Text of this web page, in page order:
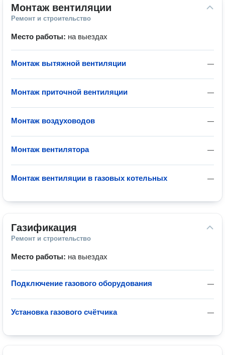
Монтаж вентиляции
Ремонт и строительство
Место работы: на выездах
—
Монтаж вытяжной вентиляции
—
Монтаж приточной вентиляции
—
Монтаж воздуховодов
—
Монтаж вентилятора
—
Монтаж вентиляции в газовых котельных
Газификация
Ремонт и строительство
Место работы: на выездах
—
Подключение газового оборудования
—
Установка газового счётчика